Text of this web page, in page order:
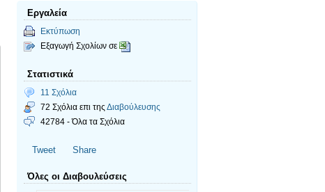
Εργαλεία
Εκτύπωση
Εξαγωγή Σχολίων σε
Στατιστικά
11 Σχόλια
72 Σχόλια επι της Διαβούλευσης
42784 - Όλα τα Σχόλια
Tweet Share
Όλες οι Διαβουλεύσεις